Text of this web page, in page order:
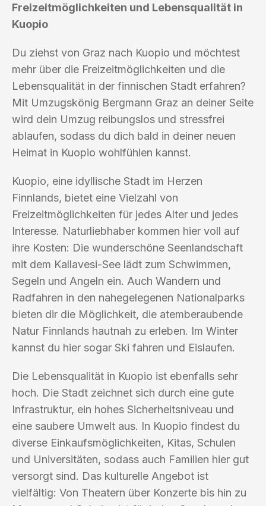
Freizeitmöglichkeiten und Lebensqualität in
Kuopio
Du ziehst von Graz nach Kuopio und möchtest
mehr über die Freizeitmöglichkeiten und die
Lebensqualität in der finnischen Stadt erfahren?
Mit Umzugskönig Bergmann Graz an deiner Seite
wird dein Umzug reibungslos und stressfrei
ablaufen, sodass du dich bald in deiner neuen
Heimat in Kuopio wohlfühlen kannst.
Kuopio, eine idyllische Stadt im Herzen
Finnlands, bietet eine Vielzahl von
Freizeitmöglichkeiten für jedes Alter und jedes
Interesse. Naturliebhaber kommen hier voll auf
ihre Kosten: Die wunderschöne Seenlandschaft
mit dem Kallavesi-See lädt zum Schwimmen,
Segeln und Angeln ein. Auch Wandern und
Radfahren in den nahegelegenen Nationalparks
bieten dir die Möglichkeit, die atemberaubende
Natur Finnlands hautnah zu erleben. Im Winter
kannst du hier sogar Ski fahren und Eislaufen.
Die Lebensqualität in Kuopio ist ebenfalls sehr
hoch. Die Stadt zeichnet sich durch eine gute
Infrastruktur, ein hohes Sicherheitsniveau und
eine saubere Umwelt aus. In Kuopio findest du
diverse Einkaufsmöglichkeiten, Kitas, Schulen
und Universitäten, sodass auch Familien hier gut
versorgt sind. Das kulturelle Angebot ist
vielfältig: Von Theatern über Konzerte bis hin zu